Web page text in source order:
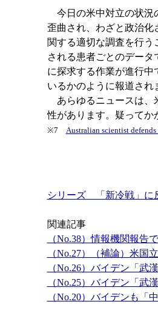
今日の米中対立の状況
歪曲され、わざと政治化
関する適切な調査を行
される患者ごとのデー
に探求する作業が進行
いるかのように報道され
あらゆるニュースは、
性があります。疑ってか
※7 Australian scientist
シリーズ 「新冷戦」に
関連記事
（No.38）情報機関報告
（No.27）（補論）米
（No.26）バイデン「武
（No.25）バイデン「武
（No.20）バイデンも